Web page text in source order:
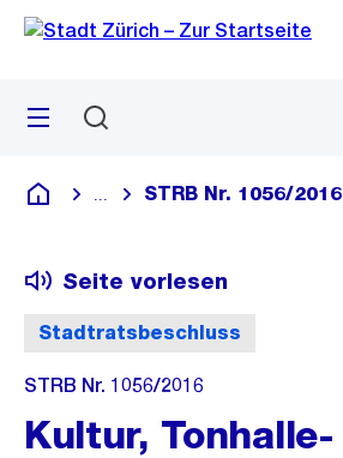
Navigation
Sprunglink
Menü
Deutsch
Blende alle Breadcrumbs ein
STRB Nr. 1056/2016
Stadtratsbeschluss
Seite vorlesen
STRB Nr. 1056/2016
Kultur, Tonhalle-